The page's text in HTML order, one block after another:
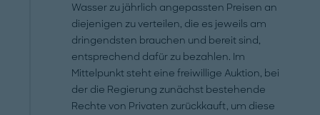
Wasser zu jährlich angepassten Preisen an
diejenigen zu verteilen, die es jeweils am
dringendsten brauchen und bereit sind,
entsprechend dafür zu bezahlen. Im
Mittelpunkt steht eine freiwillige Auktion, bei
der die Regierung zunächst bestehende
Rechte von Privaten zurückkauft, um diese